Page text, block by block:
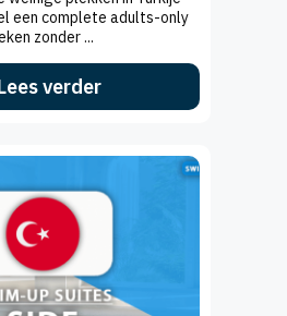
een complete adults-only
zonder ...
verder